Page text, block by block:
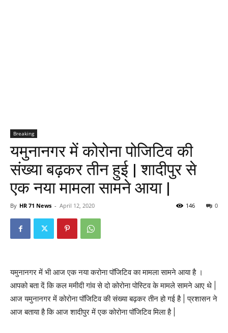
Breaking
यमुनानगर में कोरोना पोजिटिव की
संख्या बढ़कर तीन हुई | शादीपुर से
एक नया मामला सामने आया |
By HR 71 News - April 12, 2020 0
146
यमुनानगर में भी आज एक नया करोना पॉजिटिव का मामला सामने आया है ।
आपको बता दें कि कल ममीदी गांव से दो कोरोना पोस्टिव के मामले सामने आए थे |
आज यमुनानगर में कोरोना पॉजिटिव की संख्या बढ़कर तीन हो गई है | प्रशासन ने
आज बताया है कि आज शादीपुर में एक कोरोना पॉजिटिव मिला है |